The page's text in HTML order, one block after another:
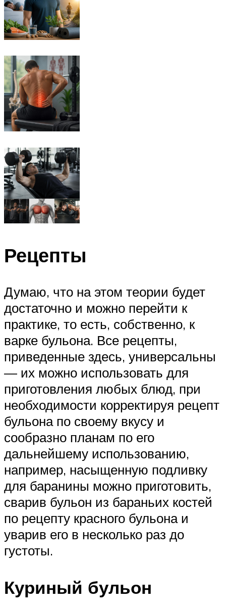
Рецепты
Думаю, что на этом теории будет
достаточно и можно перейти к
практике, то есть, собственно, к
варке бульона. Все рецепты,
приведенные здесь, универсальны
— их можно использовать для
приготовления любых блюд, при
необходимости корректируя рецепт
бульона по своему вкусу и
сообразно планам по его
дальнейшему использованию,
например, насыщенную подливку
для баранины можно приготовить,
сварив бульон из бараньих костей
по рецепту красного бульона и
уварив его в несколько раз до
густоты.
Куриный бульон